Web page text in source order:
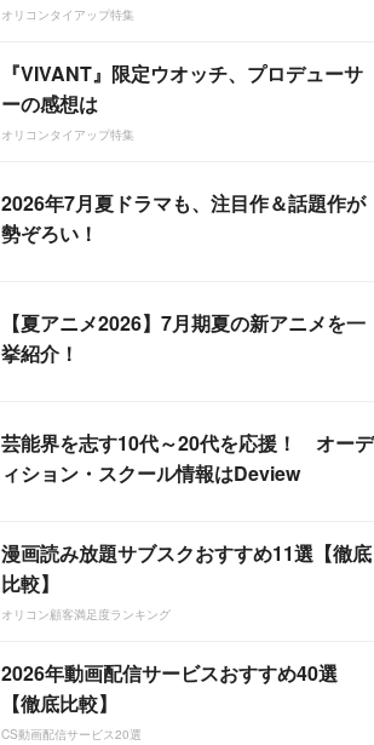
オリコンタイアップ特集
『VIVANT』限定ウオッチ、プロデューサ
ーの感想は
オリコンタイアップ特集
2026年7月夏ドラマも、注目作＆話題作が
勢ぞろい！
【夏アニメ2026】7月期夏の新アニメを一
挙紹介！
芸能界を志す10代～20代を応援！ オーデ
ィション・スクール情報はDeview
漫画読み放題サブスクおすすめ11選【徹底
比較】
オリコン顧客満足度ランキング
2026年動画配信サービスおすすめ40選
【徹底比較】
CS動画配信サービス20選